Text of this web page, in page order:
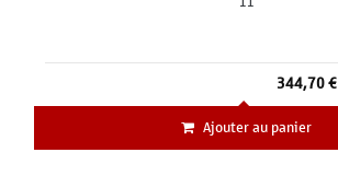
344,70 €
Ajouter au panier